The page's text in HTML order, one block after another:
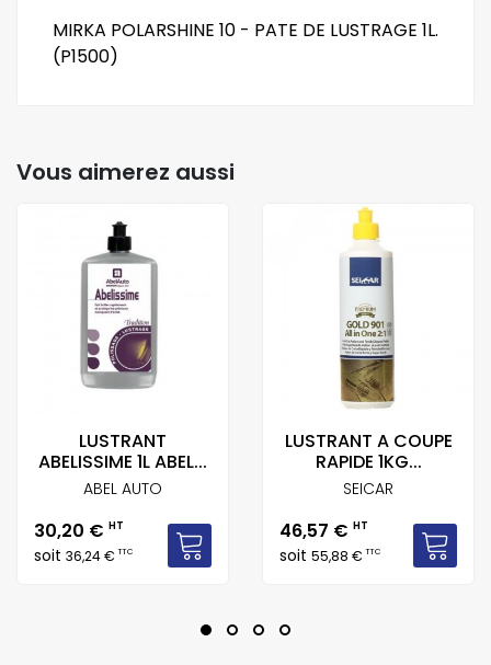
MIRKA POLARSHINE 10 - PATE DE LUSTRAGE 1L.
(P1500)
Vous aimerez aussi
LUSTRANT
ABELISSIME 1L ABEL...
ABEL AUTO
Prix
30,20 € HT
soit 36,24 €TTC
LUSTRANT A COUPE
RAPIDE 1KG...
SEICAR
Prix
46,57 € HT
soit 55,88 €TTC